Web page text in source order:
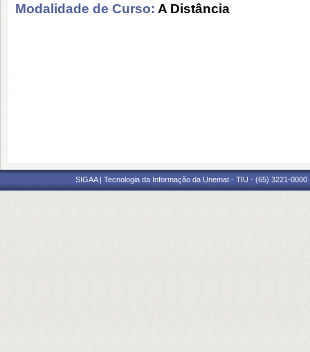
Modalidade de Curso: A Distância
SIGAA | Tecnologia da Informação da Unemat - TIU - (65) 3221-